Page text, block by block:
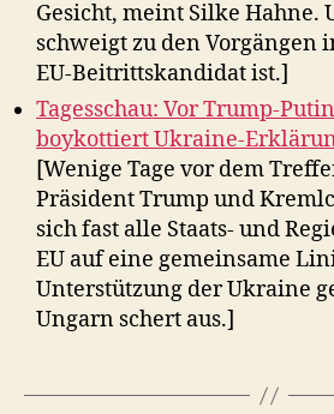
Gesicht, meint Silke Hahne.
schweigt zu den Vorgängen
EU-Beitrittskandidat ist.]
Tagesschau: Vor Trump-
boykottiert Ukraine-
[Wenige Tage vor dem
Präsident Trump und
sich fast alle Staats- und
EU auf eine gemeinsame
Unterstützung der Ukraine
Ungarn schert aus.]